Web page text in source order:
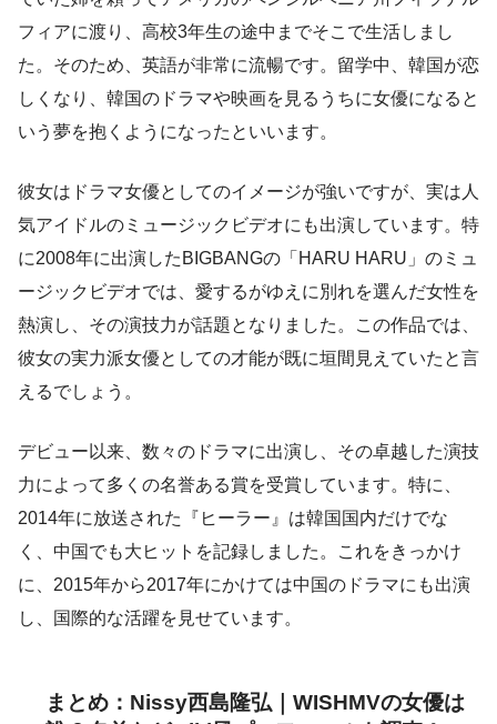
フィアに渡り、高校3年生の途中までそこで生活しまし
た。そのため、英語が非常に流暢です。留学中、韓国が恋
しくなり、韓国のドラマや映画を見るうちに女優になると
いう夢を抱くようになったといいます。
彼女はドラマ女優としてのイメージが強いですが、実は人
気アイドルのミュージックビデオにも出演しています。特
に2008年に出演したBIGBANGの「HARU HARU」のミュ
ージックビデオでは、愛するがゆえに別れを選んだ女性を
熱演し、その演技力が話題となりました。この作品では、
彼女の実力派女優としての才能が既に垣間見えていたと言
えるでしょう。
デビュー以来、数々のドラマに出演し、その卓越した演技
力によって多くの名誉ある賞を受賞しています。特に、
2014年に放送された『ヒーラー』は韓国国内だけでな
く、中国でも大ヒットを記録しました。これをきっかけ
に、2015年から2017年にかけては中国のドラマにも出演
し、国際的な活躍を見せています。
まとめ：Nissy西島隆弘｜WISHMVの女優は